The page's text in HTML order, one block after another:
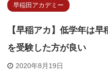
早稲田アカデミー
【早稲アカ】低学年は
を受験した方が良い
2020年8月19日